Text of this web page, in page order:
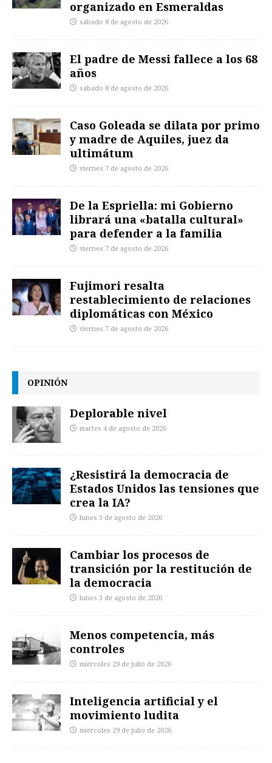
organizado en Esmeraldas
sábado 8 de agosto de 2026
El padre de Messi fallece a los 68
años
sábado 8 de agosto de 2026
Caso Goleada se dilata por primo
y madre de Aquiles, juez da
ultimátum
viernes 7 de agosto de 2026
De la Espriella: mi Gobierno
librará una «batalla cultural»
para defender a la familia
viernes 7 de agosto de 2026
Fujimori resalta
restablecimiento de relaciones
diplomáticas con México
viernes 7 de agosto de 2026
OPINIÓN
Deplorable nivel
martes 4 de agosto de 2026
¿Resistirá la democracia de
Estados Unidos las tensiones que
crea la IA?
lunes 3 de agosto de 2026
Cambiar los procesos de
transición por la restitución de
la democracia
lunes 3 de agosto de 2026
Menos competencia, más
controles
miércoles 29 de julio de 2026
Inteligencia artificial y el
movimiento ludita
miércoles 29 de julio de 2026